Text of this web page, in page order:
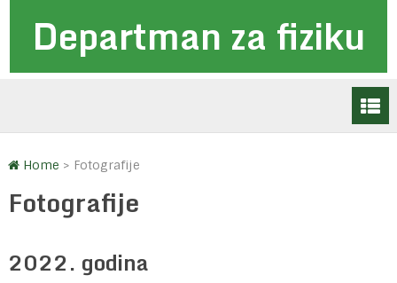
Departman za fiziku
Home > Fotografije
Fotografije
2022. godina